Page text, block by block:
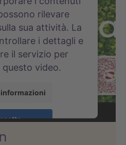
rilevare
sua attività. La
i dettagli e
il servizio per
questo video.
Consent